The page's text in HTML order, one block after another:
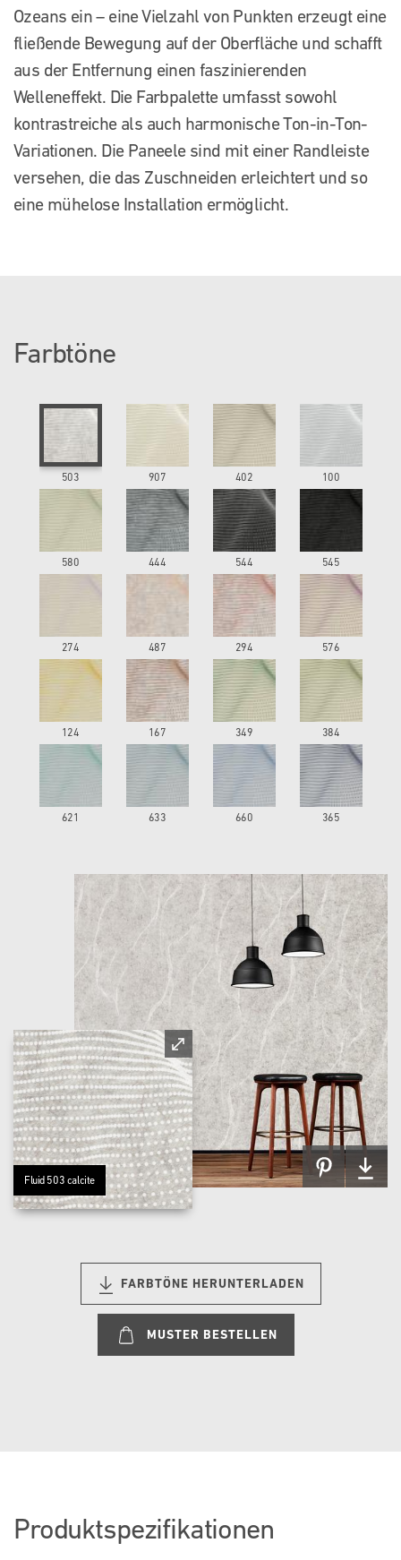
Ozeans ein – eine Vielzahl von Punkten erzeugt eine
fließende Bewegung auf der Oberfläche und schafft
aus der Entfernung einen faszinierenden
Welleneffekt. Die Farbpalette umfasst sowohl
kontrastreiche als auch harmonische Ton-in-Ton-
Variationen. Die Paneele sind mit einer Randleiste
versehen, die das Zuschneiden erleichtert und so
eine mühelose Installation ermöglicht.
Farbtöne
503 907 402 100
580 444 544 545
274 487 294 576
124 167 349 384
621 633 660 365
Fluid 503 calcite
FARBTÖNE HERUNTERLADEN
MUSTER BESTELLEN
Produktspezifikationen